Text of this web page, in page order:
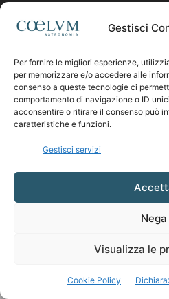
Gestisci
Per fornire le migliori esperienze,
per memorizzare e/o accedere alle
consenso a queste tecnologie ci
comportamento di navigazione o ID
acconsentire o ritirare il consenso può
caratteristiche e funzioni.
Gestisci servizi
Nega
Visualizza le
Cookie Policy